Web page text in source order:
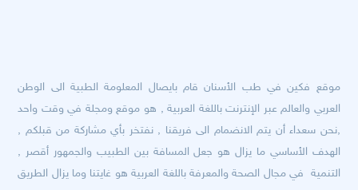
موقع فكين في طب الأسنان قام بايصال المعلومة الطبية الى الوطن
العربي والعالم عبر الإنترنت باللغة العربية , هو موقع ومجلة في وقت واحد
,نحن سعداء أن يتم الانضمام الى فريقنا , نفتخر بأي مشاركة من قبلكم ,
الهدف الأساسي ما يزال هو جعل المسافة بين الطبيب والجمهور أقصر ,
التنمية في مجال الصحة والمعرفة باللغة العربية هو غايتنا وما يزال الطريق